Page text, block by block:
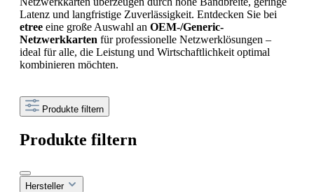
Latenz und langfristige Zuverlässigkeit. Entdecken Sie bei
etree eine große Auswahl an OEM-/Generic-
Netzwerkkarten für professionelle Netzwerklösungen –
ideal für alle, die Leistung und Wirtschaftlichkeit optimal
kombinieren möchten.
Produkte filtern
Produkte filtern
Hersteller